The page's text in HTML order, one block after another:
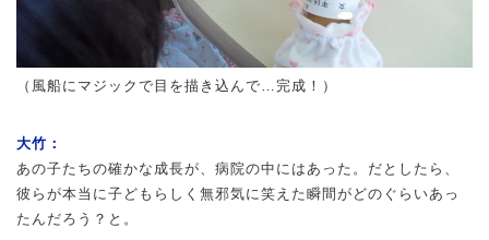
（風船にマジックで目を描き込んで…完成！）
大竹：
あの子たちの確かな成長が、病院の中にはあった。だとしたら、
彼らが本当に子どもらしく無邪気に笑えた瞬間がどのぐらいあっ
たんだろう？と。